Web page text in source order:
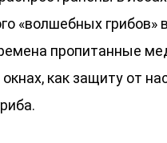
«волшебных грибов»
пропитанные
как защиту от